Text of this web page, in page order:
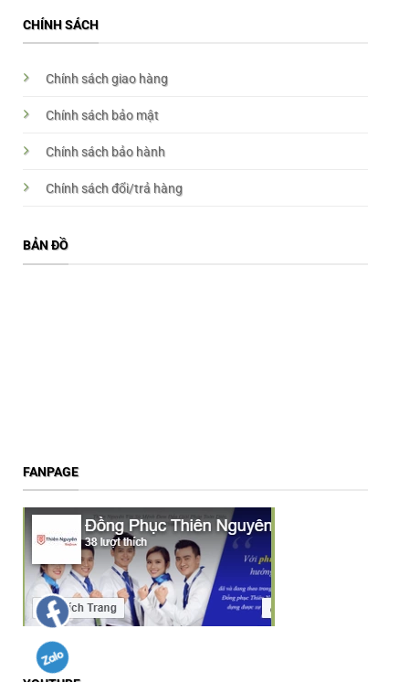
CHÍNH SÁCH
Chính sách giao hàng
Chính sách bảo mật
Chính sách bảo hành
Chính sách đổi/trả hàng
BẢN ĐỒ
FANPAGE